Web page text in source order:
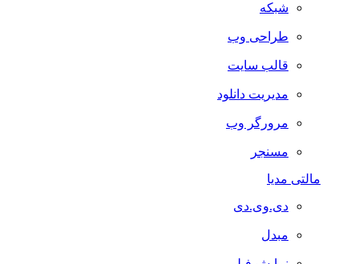
شبکه
طراحی وب
قالب سایت
مدیریت دانلود
مرورگر وب
مسنجر
مالتی مدیا
دی.وی.دی
مبدل